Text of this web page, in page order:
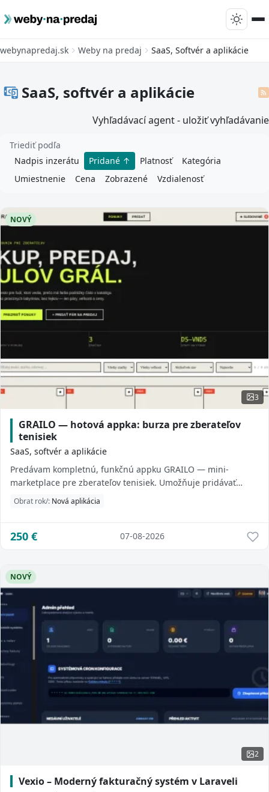
webynapredaj.sk Weby na predaj SaaS, Softvér a aplikácie
SaaS, softvér a aplikácie
Vyhľadávací agent - uložiť vyhľadávanie
Triediť podľa
Nadpis inzerátu
Pridané Platnosť
Kategória
Umiestnenie
Cena Zobrazené Vzdialenosť
NOVÝ
3
GRAILO — hotová appka: burza pre zberateľov
tenisiek
SaaS, softvér a aplikácie
Predávam kompletnú, funkčnú appku GRAILO — mini-
marketplace pre zberateľov tenisiek. Umožňuje pridávať
inzeráty, filtrovať podľa značky/veľkosti/st...
Obrat rok/: Nová aplikácia
250 € 07-08-2026
NOVÝ
2
Vexio – Moderný fakturačný systém v Laraveli